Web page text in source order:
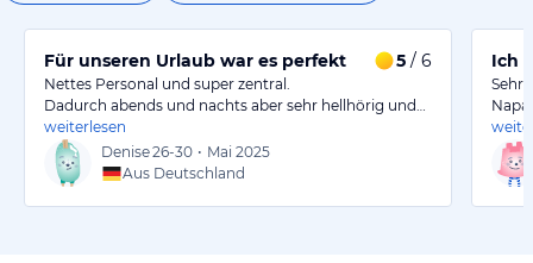
Für unseren Urlaub war es perfekt 5 / 6
Nettes Personal und super zentral.
Dadurch abends und nachts aber sehr hellhörig und…
weiterlesen
Denise26-30 • Mai 2025
Aus Deutschland
Ich
Sehr